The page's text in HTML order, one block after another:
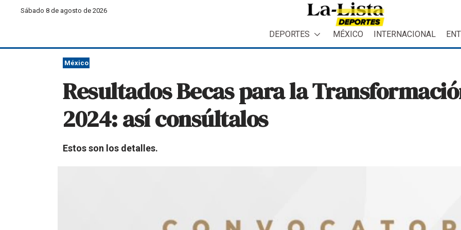
Sábado 8 de agosto de 2026
DEPORTES MÉXICO INTERNACIONAL
México
Resultados Becas para la
2024: así consúltalos
Estos son los detalles.